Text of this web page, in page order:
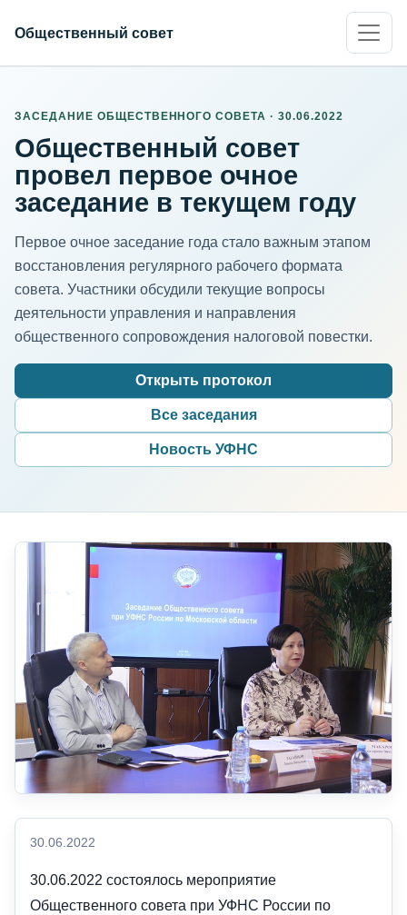
Общественный совет
ЗАСЕДАНИЕ ОБЩЕСТВЕННОГО СОВЕТА · 30.06.2022
Общественный совет
провел первое очное
заседание в текущем году
Первое очное заседание года стало важным этапом
восстановления регулярного рабочего формата
совета. Участники обсудили текущие вопросы
деятельности управления и направления
общественного сопровождения налоговой повестки.
Открыть протокол
Все заседания
Новость УФНС
30.06.2022
30.06.2022 состоялось мероприятие
Общественного совета при УФНС России по